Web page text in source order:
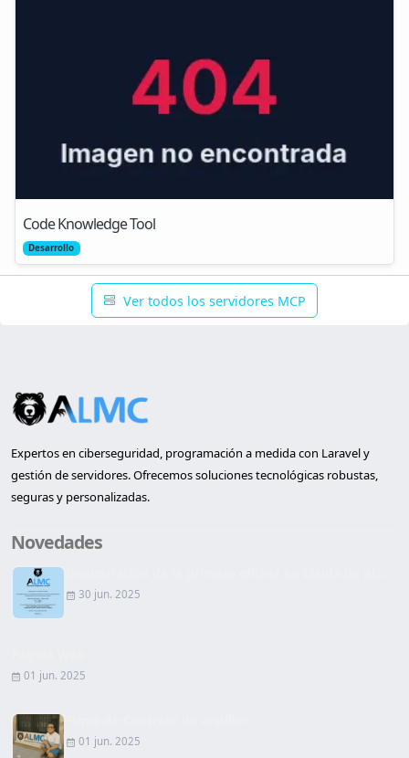
Code Knowledge Tool
Desarrollo
Ver todos los servidores MCP
Expertos en ciberseguridad, programación a medida con Laravel y
gestión de servidores. Ofrecemos soluciones tecnológicas robustas,
seguras y personalizadas.
Novedades
30 jun. 2025
01 jun. 2025
01 jun. 2025